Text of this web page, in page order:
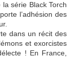
série Black Torch
l’adhésion des
dans un récit des
et exorcistes
! En France,